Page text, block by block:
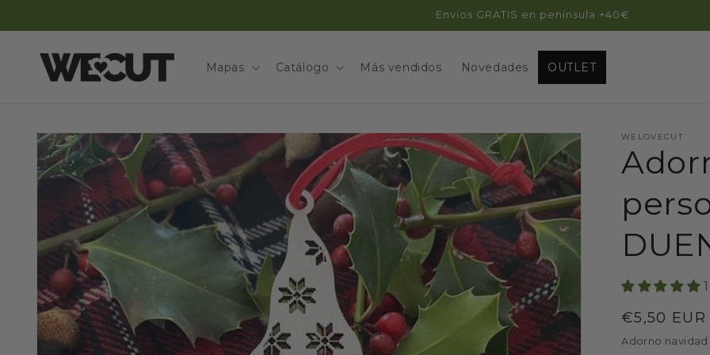
al contenido
Envíos GRATIS en península +40€
Mapas Catálogo Más vendidos Novedades OUTLET
directamente
a la
información
del producto
WELOVECUT
Precio
habitual
€5,50 EUR
Adorno navidad